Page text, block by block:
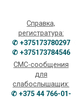
Справка,
регистратура:
✆ +375173780297
✆ +375173784546
СМС-сообщения
для
слабослышащих:
✆ +375 44 766-01-